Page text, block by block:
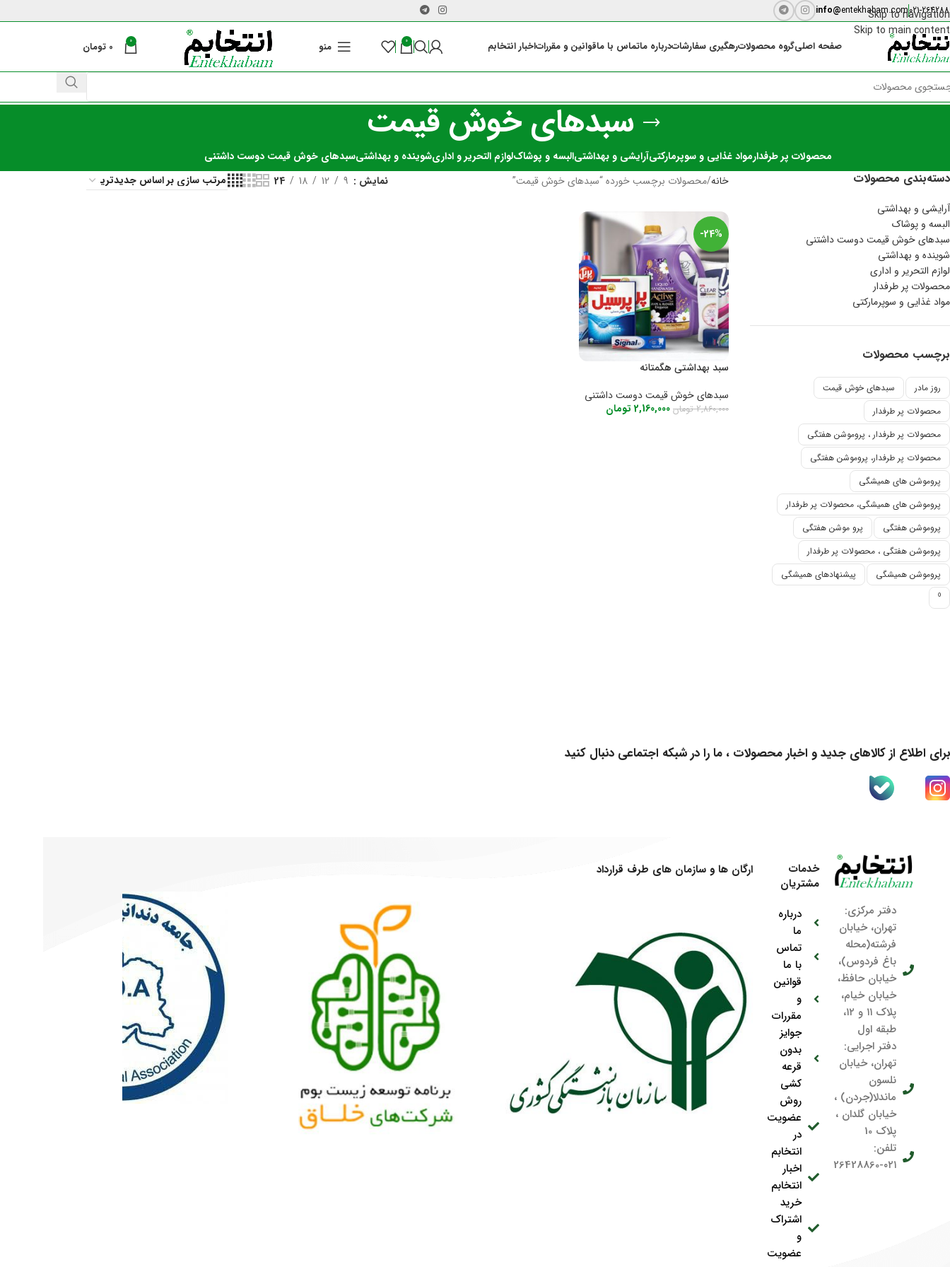
Skip to navigation
Skip to main content
021-
info@entekhabam.com
صفحه اصلیگروه محصولاترهگیری سفارشاتدرباره ماتماس با ماقوانین و مقرراتاخبار انتخابم 0 منو 0
0 تومان
سبدهای خوش قیمت
محصولات پر طرفدارمواد غذایی و سوپرمارکتیآرایشی و بهداشتیالبسه و پوشاکلوازم التحریر و اداریشوینده و بهداشتیسبدهای خوش قیمت دوست داشتنی
دسته‌بندی‌ محصولات
آرایشی و بهداشتی
البسه و پوشاک
سبدهای خوش قیمت دوست داشتنی
شوینده و بهداشتی
لوازم التحریر و اداری
محصولات پر طرفدار
مواد غذایی و سوپرمارکتی
برچسب محصولات
روز مادر
سبدهای خوش قیمت
محصولات پر طرفدار
محصولات پر طرفدار ، پروموشن هفتگی
محصولات پر طرفدار، پروموشن هفتگی
پروموشن های همیشگی
پروموشن های همیشگی، محصولات پر طرفدار
پروموشن هفتگی
پرو موشن هفتگی
پروموشن هفتگی ، محصولات پر طرفدار
پروموشن همیشگی
پیشنهادهای همیشگی
⁰
خانه محصولات برچسب خورده “سبدهای خوش قیمت” نمایش 9
12
18
24
-24%
سبد بهداشتی هگمتانه
سبدهای خوش قیمت دوست داشتنی
2,860,000 تومان 2,160,000 تومان
برای اطلاع از کالاهای جدید و اخبار محصولات ، ما را در شبکه اجتماعی دنبال کنید
دفتر مرکزی:
تهران، خیابان
فرشته(محله
باغ فردوس)،
خیابان حافظ،
خیابان خیام،
پلاک ۱۱ و ۱۲،
طبقه اول
دفتر اجرایی:
تهران، خیابان
نلسون
ماندلا(جردن) ،
خیابان گلدان ،
پلاک 10
تلفن:
۰۲۱-26428860
خدمات
مشتریان
درباره
ما
تماس
با ما
قوانین
و
مقررات
جوایز
بدون
قرعه
کشی
روش
عضویت
در
انتخابم
اخبار
انتخابم
خرید
اشتراک
و
عضویت
ارگان ها و سازمان های طرف قرارداد